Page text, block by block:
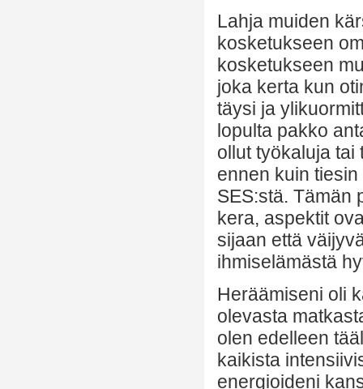
Lahja muiden
kosketukseen
kosketukseen
joka kerta kun
täysi ja
lopulta pakko
ollut työkaluja tai
ennen kuin
SES:stä. Tämän
kera, aspektit
sijaan että
ihmiselämästä
Heräämiseni oli
olevasta
olen edelleen
kaikista
energioideni